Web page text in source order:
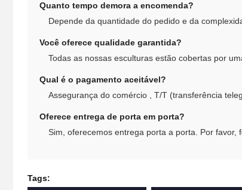
Quanto tempo demora a encomenda?
Depende da quantidade do pedido e da
Você oferece qualidade garantida?
Todas as nossas esculturas estão cobertas por
Qual é o pagamento aceitável?
Assegurança do comércio , T/T (transferência
Oferece entrega de porta em porta?
Sim, oferecemos entrega porta a porta. Por
Tags: